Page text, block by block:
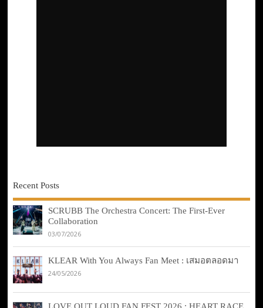
Recent Posts
SCRUBB The Orchestra Concert: The First-Ever
Collaboration
03/07/2026
KLEAR With You Always Fan Meet : เสมอตลอดมา
24/05/2026
LOVE OUT LOUD FAN FEST 2026 : HEART RACE